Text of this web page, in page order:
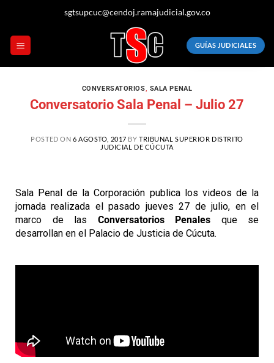
sgtsupcuc@cendoj.ramajudicial.gov.co
GUÍAS JUDICIALES
CONVERSATORIOS, SALA PENAL
Conversatorio Sala Penal – Julio 27
POSTED ON 6 AGOSTO, 2017 BYTRIBUNAL SUPERIOR DISTRITO
JUDICIAL DE CÚCUTA
Sala Penal de la Corporación publica los videos de la
jornada realizada el pasado jueves 27 de julio, en el
marco de las Conversatorios Penales que se
desarrollan en el Palacio de Justicia de Cúcuta.